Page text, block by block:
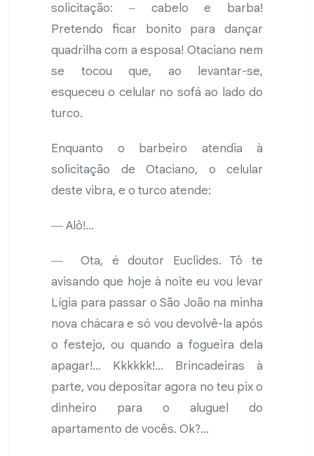
solicitação: ‒ cabelo e barba!
Pretendo ficar bonito para dançar
quadrilha com a esposa! Otaciano nem
se tocou que, ao levantar-se,
esqueceu o celular no sofá ao lado do
turco.
Enquanto o barbeiro atendia à
solicitação de Otaciano, o celular
deste vibra, e o turco atende:
― Alô!...
― Ota, é doutor Euclides. Tô te
avisando que hoje à noite eu vou levar
Lígia para passar o São João na minha
nova chácara e só vou devolvê-la após
o festejo, ou quando a fogueira dela
apagar!... Kkkkkk!... Brincadeiras à
parte, vou depositar agora no teu pix o
dinheiro para o aluguel do
apartamento de vocês. Ok?...